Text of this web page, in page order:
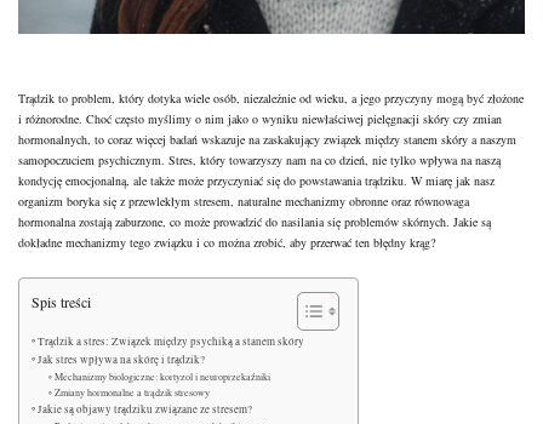
Trądzik to problem, który dotyka wiele osób, niezależnie od wieku, a jego przyczyny mogą być złożone
i różnorodne. Choć często myślimy o nim jako o wyniku niewłaściwej pielęgnacji skóry czy zmian
hormonalnych, to coraz więcej badań wskazuje na zaskakujący związek między stanem skóry a naszym
samopoczuciem psychicznym. Stres, który towarzyszy nam na co dzień, nie tylko wpływa na naszą
kondycję emocjonalną, ale także może przyczyniać się do powstawania trądziku . W miarę jak nasz
organizm boryka się z przewlekłym stresem, naturalne mechanizmy obronne oraz równowaga
hormonalna zostają zaburzone, co może prowadzić do nasilania się problemów skórnych. Jakie są
dokładne mechanizmy tego związku i co można zrobić, aby przerwać ten błędny krąg?
Spis treści
Trądzik a stres: Związek między psychiką a stanem skóry
Jak stres wpływa na skórę i trądzik?
Mechanizmy biologiczne: kortyzol i neuroprzekaźniki
Zmiany hormonalne a trądzik stresowy
Jakie są objawy trądziku związane ze stresem?